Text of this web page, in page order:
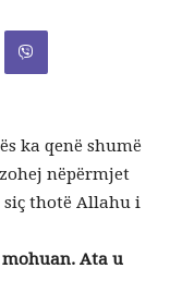
ka qenë shumë
nëpërmjet
siç thotë Allahu i
Ata u